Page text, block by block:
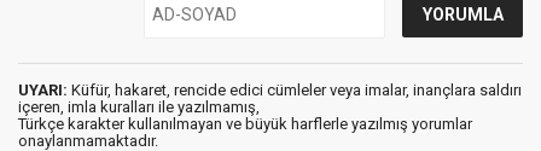
UYARI: Küfür, hakaret, rencide edici cümleler veya imalar, inançlara saldırı
içeren, imla kuralları ile yazılmamış,
Türkçe karakter kullanılmayan ve büyük harflerle yazılmış yorumlar
onaylanmamaktadır.